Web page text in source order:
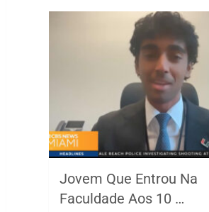
Jovem Que Entrou Na
Faculdade Aos 10 …